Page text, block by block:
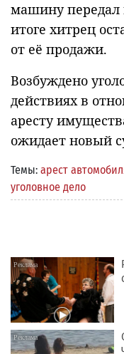
машину передал
итоге хитрец
от её продажи.
Возбуждено
действиях в
аресту
ожидает новый
Темы: арест
уголовное дело